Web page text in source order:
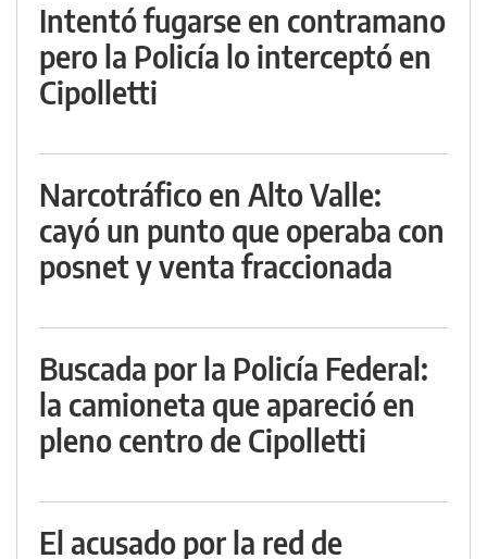
Intentó fugarse en contramano
pero la Policía lo interceptó en
Cipolletti
Narcotráfico en Alto Valle:
cayó un punto que operaba con
posnet y venta fraccionada
Buscada por la Policía Federal:
la camioneta que apareció en
pleno centro de Cipolletti
El acusado por la red de